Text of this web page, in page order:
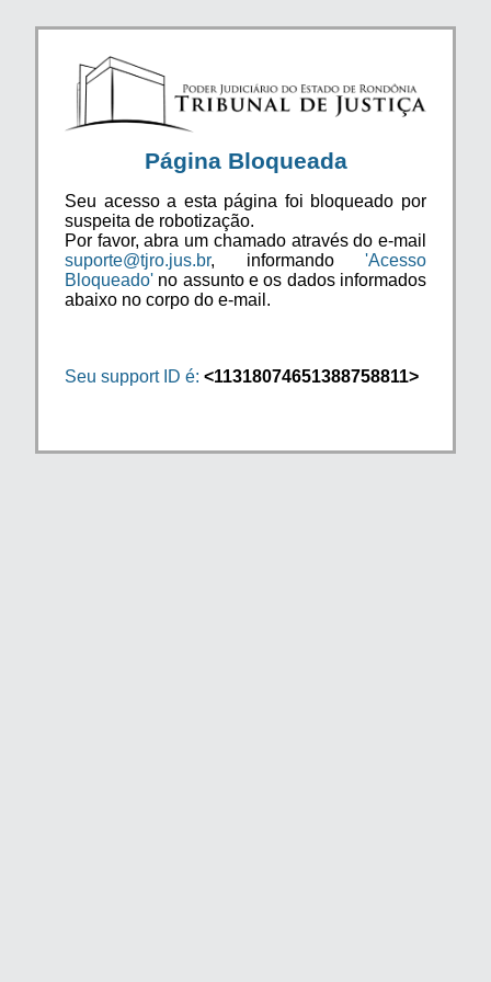
Página Bloqueada
Seu acesso a esta página foi bloqueado por
suspeita de robotização.
Por favor, abra um chamado através do e-mail
suporte@tjro.jus.br, informando 'Acesso
Bloqueado' no assunto e os dados informados
abaixo no corpo do e-mail.
Seu support ID é: <11318074651388758811>